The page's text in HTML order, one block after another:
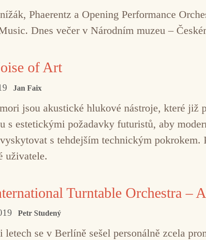
Phaerentz a Opening Performance
Dnes večer v Národním muzeu –
of Art
Jan Faix
jsou akustické hlukové nástroje, které
s estetickými požadavky futuristů, aby
s tehdejším technickým
uživatele.
Turntable Orchestra –
Petr Studený
letech se v Berlíně sešel personálně zcela